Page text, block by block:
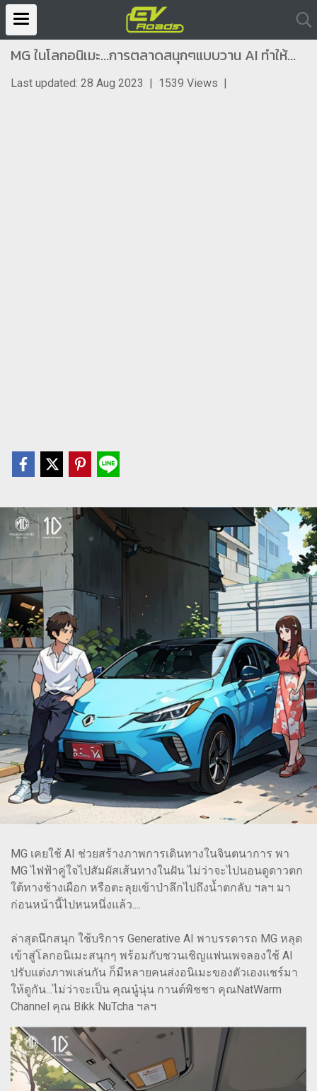
MG ในโลกอนิเมะ...การตลาดสนุกๆแบบวาน AI ทำให้...
Last updated: 28 Aug 2023 | 1539 Views |
MG เคยใช้ AI ช่วยสร้างภาพการเดินทางในจินตนาการ พา
MG ไฟฟ้าคู่ใจไปสัมผัสเส้นทางในฝัน ไม่ว่าจะไปนอนดูดาวตก
ใต้ทางช้างเผือก หรือตะลุยเข้าป่าลึกไปถึงน้ำตกลับ ฯลฯ มา
ก่อนหน้านี้ไปหนหนึ่งแล้ว....
ล่าสุดนึกสนุก ใช้บริการ Generative AI พาบรรดารถ MG หลุด
เข้าสู่โลกอนิเมะสนุกๆ พร้อมกับชวนเชิญแฟนเพจลองใช้ AI
ปรับแต่งภาพเล่นกัน ก็มีหลายคนส่งอนิเมะของตัวเองแชร์มา
ให้ดูกัน...ไม่ว่าจะเป็น คุณนู๋นุ่น กานต์พิชชา คุณNatWarm
Channel คุณ Bikk NuTcha ฯลฯ